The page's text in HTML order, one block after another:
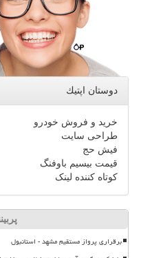
دوستان اپتیك
خرید و فروش خودرو
طراحی سایت
فیش حج
قیمت بیسیم باوفنگ
کوتاه کننده لینک
برقراری پرواز مستقیم مشهد - استانبول